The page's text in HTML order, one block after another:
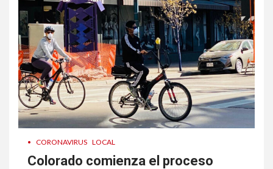
• CORONAVIRUS LOCAL
Colorado comienza el proceso